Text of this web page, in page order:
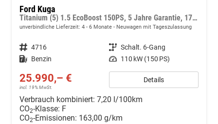
Ford Kuga
Titanium (5) 1.5 EcoBoost 150PS, 5 Jahre Garantie, 17" Alu, Navigation 13"-Display, Parksensoren vorne/hinten, Rückfahrkamera, Climatronic, Privacy-Glas, Key-Free-System, Tempomat, LED-Scheinwerfer
unverbindliche Lieferzeit: 4 - 6 Monate Neuwagen mit Tageszulassung
Fahrzeugnr. 4716 Getriebe Schalt. 6-Gang
Kraftstoff Benzin Leistung 110 kW (150 PS)
25.990,– €
incl. 19% MwSt.
Details
Verbrauch kombiniert: 7,20 l/100km
CO2-Klasse: F
CO2-Emissionen: 163,00 g/km